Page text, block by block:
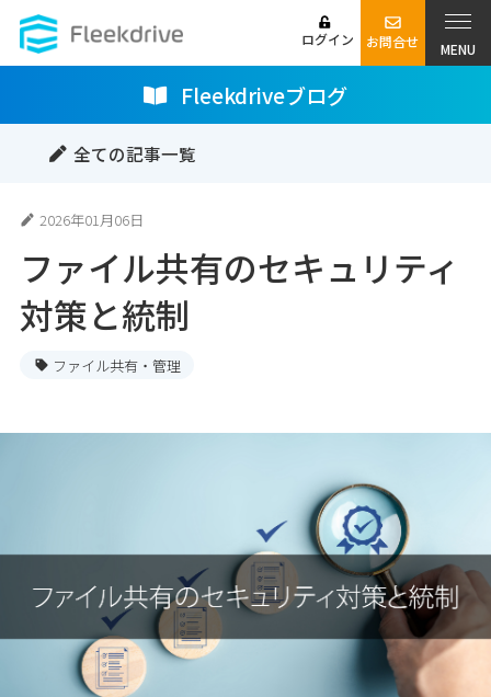
MENU
ログイン お問合せ
Fleekdriveブログ
全ての記事一覧
2026年01月06日
ファイル共有のセキュリティ
対策と統制
ファイル共有・管理